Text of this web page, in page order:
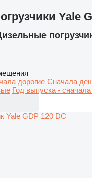
Yale
дорогие Сначала
Год выпуска -